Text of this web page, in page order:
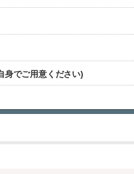
身でご用意ください)